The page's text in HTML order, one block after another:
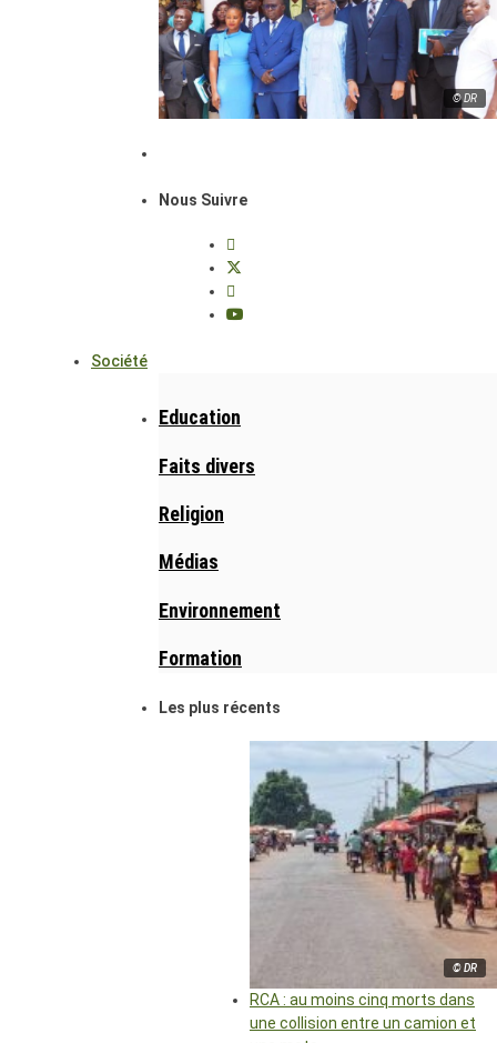
© DR
Nous Suivre
Société
Education
Faits divers
Religion
Médias
Environnement
Formation
Les plus récents
© DR
RCA : au moins cinq morts dans
une collision entre un camion et